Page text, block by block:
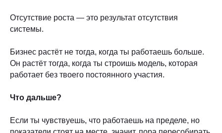
Отсутствие роста — это результат отсутствия
системы.
Бизнес растёт не тогда, когда ты работаешь больше.
Он растёт тогда, когда ты строишь модель, которая
работает без твоего постоянного участия.
Что дальше?
Если ты чувствуешь, что работаешь на пределе, но